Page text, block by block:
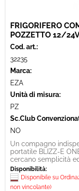
FRIGORIFERO
POZZETTO 12/
Cod. art.:
32235
Marca:
EZA
Unità di misura:
PZ
Sc.Club
NO
Un compagno
portatile BLIZZ-E
cercano semplicità
Disponibilità:
Disponibile su
non vincolante)